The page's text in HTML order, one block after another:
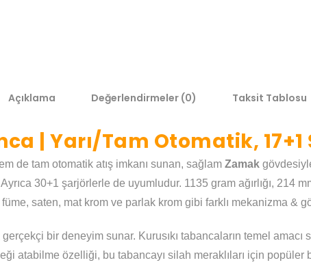
Açıklama Değerlendirmeler (0) Taksit Tablosu
| Yarı/Tam Otomatik,
de tam otomatik atış imkanı sunan, sağlam Zamak
30+1 şarjörlerle de uyumludur. 1135 gram ağırlığı, 214
saten, mat krom ve parlak krom gibi farklı mekanizma &
bir deneyim sunar. Kurusıkı tabancaların temel
atabilme özelliği, bu tabancayı silah meraklıları için